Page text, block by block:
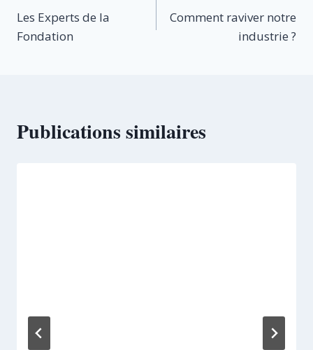
de
Les Experts de la
Fondation
Comment raviver notre
industrie ?
Publications similaires